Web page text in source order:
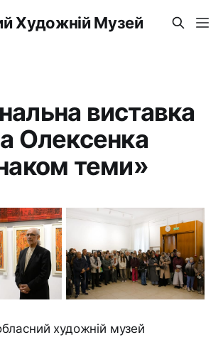
Художній Музей
виставка
Олексенка
теми»
художній музей